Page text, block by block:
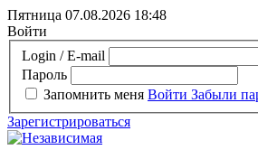
Пятница 07.08.2026 18:48
Войти
Login / E-mail
Пароль
Запомнить меня Войти Забыли
Зарегистрироваться